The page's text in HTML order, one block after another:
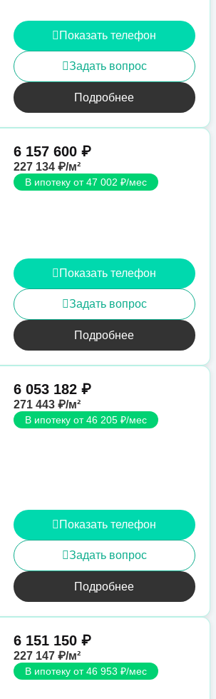
Показать телефон
Задать вопрос
Подробнее
6 157 600 ₽
227 134 ₽/м²
В ипотеку от 47 002 ₽/мес
Показать телефон
Задать вопрос
Подробнее
6 053 182 ₽
271 443 ₽/м²
В ипотеку от 46 205 ₽/мес
Показать телефон
Задать вопрос
Подробнее
6 151 150 ₽
227 147 ₽/м²
В ипотеку от 46 953 ₽/мес